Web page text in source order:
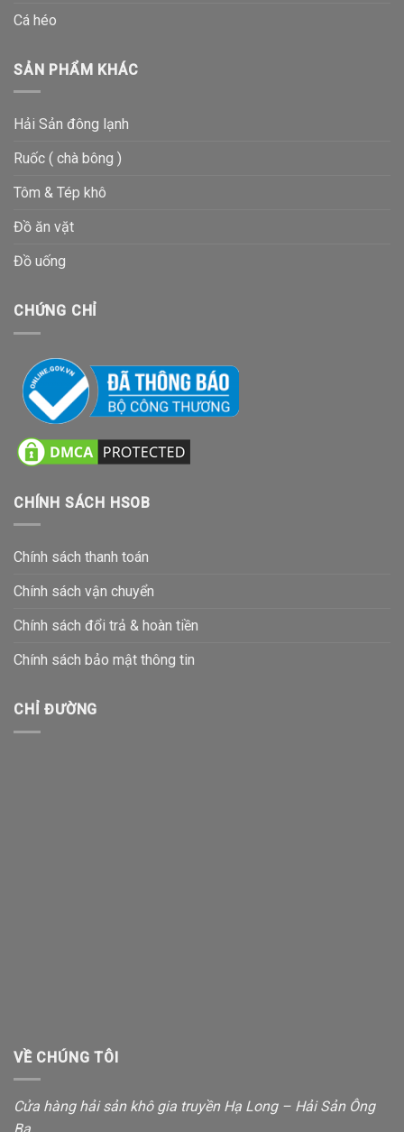
Cá héo
SẢN PHẨM KHÁC
Hải Sản đông lạnh
Ruốc ( chà bông )
Tôm & Tép khô
Đồ ăn vặt
Đồ uống
CHỨNG CHỈ
CHÍNH SÁCH HSOB
Chính sách thanh toán
Chính sách vận chuyển
Chính sách đổi trả & hoàn tiền
Chính sách bảo mật thông tin
CHỈ ĐƯỜNG
VỀ CHÚNG TÔI
Cửa hàng hải sản khô gia truyền Hạ Long – Hải Sản Ông